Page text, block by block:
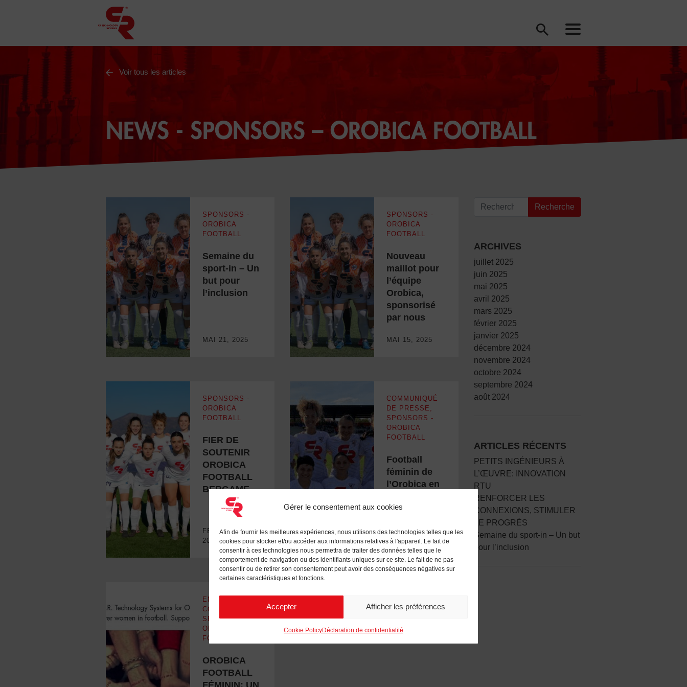
Gérer le consentement aux cookies
Afin de fournir les meilleures expériences, nous utilisons des technologies telles que les
cookies pour stocker et/ou accéder aux informations relatives à l'appareil. Le fait de
consentir à ces technologies nous permettra de traiter des données telles que le
comportement de navigation ou des identifiants uniques sur ce site. Le fait de ne pas
consentir ou de retirer son consentement peut avoir des conséquences négatives sur
certaines caractéristiques et fonctions.
Accepter Afficher les préférences
Cookie PolicyDéclaration de confidentialité
NEWS - SPONSORS – OROBICA FOOTBALL
Voir tous les articles
Semaine du sport-in – Un but pour l’inclusion
SPONSORS -
OROBICA
FOOTBALL
Semaine du
sport-in – Un
but pour
l’inclusion
MAI 21, 2025
Nouveau maillot pour l’équipe Orobica, sponsorisé par nous
SPONSORS -
OROBICA
FOOTBALL
Nouveau
maillot pour
l’équipe
Orobica,
sponsorisé
par nous
MAI 15, 2025
FIER DE SOUTENIR OROBICA FOOTBALL BERGAME
SPONSORS -
OROBICA
FOOTBALL
FIER DE
SOUTENIR
OROBICA
FOOTBALL
BERGAME
FÉVRIER 20,
2025
Football féminin de l’Orobica en serie B avec nos maillots
COMMUNIQUÉ
DE PRESSE
SPONSORS -
OROBICA
FOOTBALL
Football
féminin de
l’Orobica en
nos maillots
SEPTEMBRE 3,
2024
ENGAGEMENT
COMMUNAUTAIRE,
SPONSORS -
OROBICA
FOOTBALL
OROBICA
FOOTBALL
FÉMININ: UN
Recherche pour :
ARCHIVES
juillet 2025
juin 2025
mai 2025
avril 2025
mars 2025
février 2025
janvier 2025
décembre 2024
novembre 2024
octobre 2024
septembre 2024
août 2024
ARTICLES RÉCENTS
PETITS INGÉNIEURS À
L’ŒUVRE: INNOVATION
RTU
RENFORCER LES
CONNEXIONS, STIMULER
LE PROGRÈS
Semaine du sport-in – Un but
pour l’inclusion